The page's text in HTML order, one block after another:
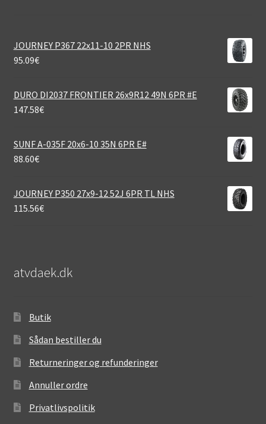
JOURNEY P367 22x11-10 2PR NHS
95.09€
DURO DI2037 FRONTIER 26x9R12 49N 6PR #E
147.58€
SUNF A-035F 20x6-10 35N 6PR E#
88.60€
JOURNEY P350 27x9-12 52J 6PR TL NHS
115.56€
atvdaek.dk
Butik
Sådan bestiller du
Returneringer og refunderinger
Annuller ordre
Privatlivspolitik